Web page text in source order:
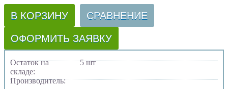
В КОРЗИНУ СРАВНЕНИЕ
ОФОРМИТЬ ЗАЯВКУ
Остаток на
складе:
5 шт
Производитель: